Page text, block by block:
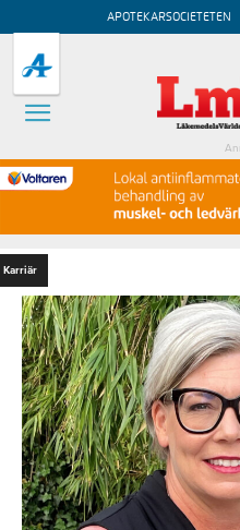
APOTEKARSOCIETETEN
Karriär